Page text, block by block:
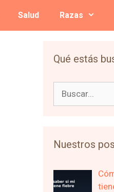
Salud Razas
Qué estás
Nuestros